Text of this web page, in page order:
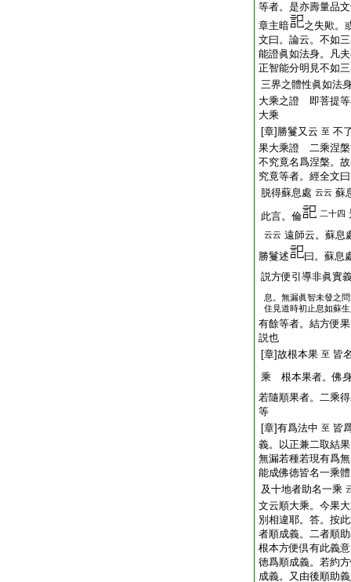
等者。是亦壽量品
章主暗
之失歟。
文曰。論云。不如
能證眞如法身。凡
正智能分明見不如
三界之體性眞如法
大乘之證 即菩提等
大乘
[章]勝鬘又云 至 不
果大乘證 二乘涅槃
不究竟名爲涅槃。
究竟等者。經全文
脱得蘇息處 云云 蘇
此言。倫
二十四
云云 遠師云。蘇息
勝鬘述
曰。蘇息
説方便引導非眞實
息。無漏眞智未發之
住見道時初止息如蘇
有餘等者。結方便
説也
[章]故根本果 至 皆
乘 根本果者。佛
若隨順果者。二乘
等
[章]有爲法中 至 皆
義。以正兼二取結
無漏若種若現有爲
能成佛徳皆名一乘
及十地者助名一乘
文云順大乘。今果
別相違耶。答。按
者順成義。二者順
根本方便倶有此義
徳爲順成義。若約
成義。又由後順助